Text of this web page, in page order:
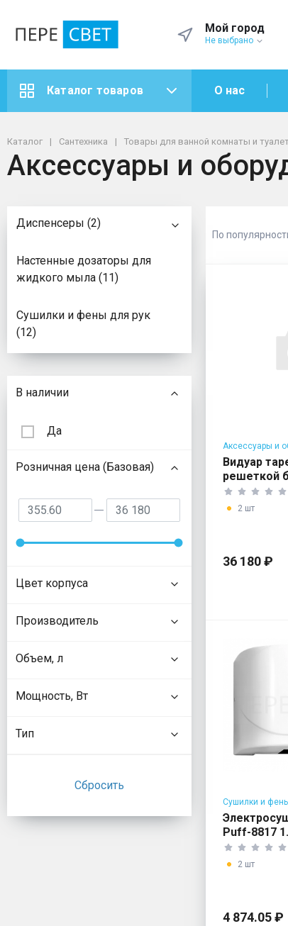
Мой город
Не выбрано
Каталог товаров О нас
Каталог Сантехника Товары для ванной комнаты и
Аксессуары и
По
Аксессуары и
общественных
Видуар
решеткой
смесит
2 шт
36 180 ₽
Сушилки и
Puff-8817
2 шт
4 874.05 ₽
Диспенсеры (2)
Настенные дозаторы для
жидкого мыла (11)
Сушилки и фены для рук
(12)
Подбор параметров
В наличии
Да
Розничная цена (Базовая)
Цвет корпуса
Производитель
Объем, л
Мощность, Вт
Тип